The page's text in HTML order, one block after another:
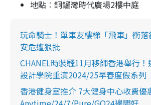
地點︰銅鑼灣時代廣場2樓中庭
玩命騎士！單車友樓梯「飛車」衝落
安危遭狠批
CHANEL時裝騷11月移師香港舉行
設計學院重演2024/25早春度假系列
香港健身室推介 7大健身中心收費優